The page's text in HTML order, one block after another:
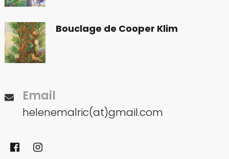
Bouclage de Cooper Klim
Email
helenemalric(at)gmail.com